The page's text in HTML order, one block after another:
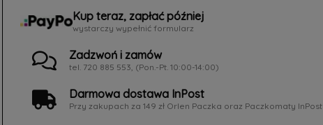
Kup teraz, zapłać później
wystarczy wypełnić formularz
Zadzwoń i zamów
tel. 720 885 553, (Pon.-Pt. 10:00-14:00)
Darmowa dostawa InPost
Przy zakupach za 149 zł Orlen Paczka oraz Paczkomaty InPost